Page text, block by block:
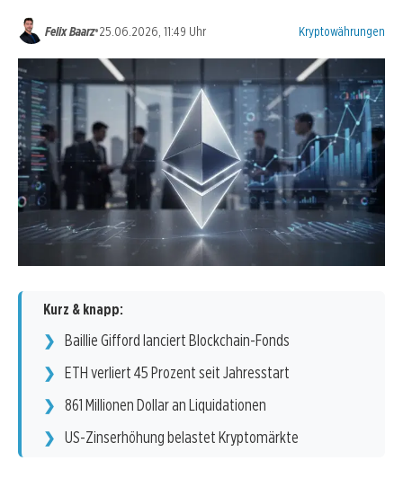
Felix Baarz•25.06.2026, 11:49 Uhr Kategorien:
Kryptowährungen
Kurz & knapp:
Baillie Gifford lanciert Blockchain-Fonds
ETH verliert 45 Prozent seit Jahresstart
861 Millionen Dollar an Liquidationen
US-Zinserhöhung belastet Kryptomärkte